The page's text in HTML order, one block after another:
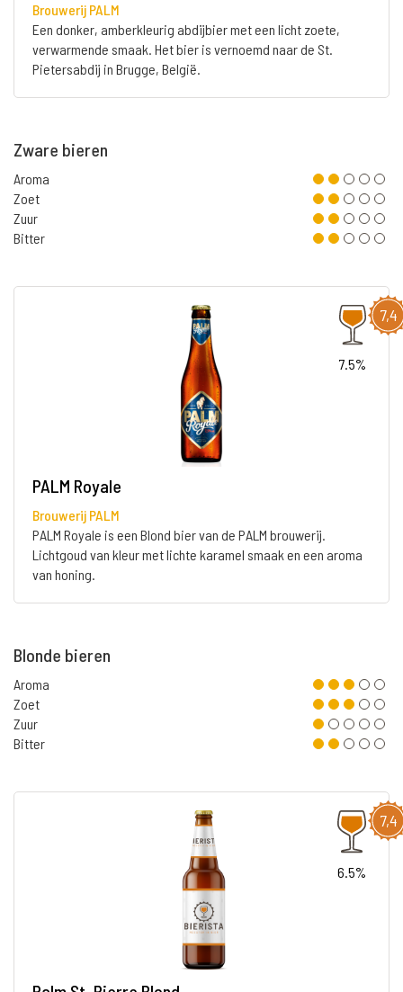
Brouwerij PALM
Een donker, amberkleurig abdijbier met een licht zoete,
verwarmende smaak. Het bier is vernoemd naar de St.
Pietersabdij in Brugge, België.
Zware bieren
Aroma
Zoet
Zuur
Bitter
7,4
7.5%
PALM Royale
Brouwerij PALM
PALM Royale is een Blond bier van de PALM brouwerij.
Lichtgoud van kleur met lichte karamel smaak en een aroma
van honing.
Blonde bieren
Aroma
Zoet
Zuur
Bitter
7,4
6.5%